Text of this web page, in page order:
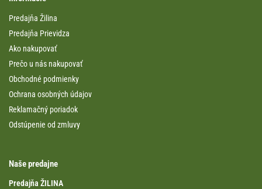
Predajňa Žilina
Predajňa Prievidza
Ako nakupovať
Prečo u nás nakupovať
Obchodné podmienky
Ochrana osobných údajov
Reklamačný poriadok
Odstúpenie od zmluvy
Naše predajne
Predajňa ŽILINA